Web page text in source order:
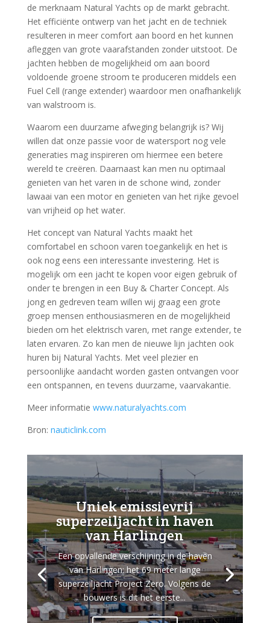
de merknaam Natural Yachts op de markt gebracht.
Het efficiënte ontwerp van het jacht en de techniek
resulteren in meer comfort aan boord en het kunnen
afleggen van grote vaarafstanden zonder uitstoot. De
jachten hebben de mogelijkheid om aan boord
voldoende groene stroom te produceren middels een
Fuel Cell (range extender) waardoor men onafhankelijk
van walstroom is.
Waarom een duurzame afweging belangrijk is? Wij
willen dat onze passie voor de watersport nog vele
generaties mag inspireren om hiermee een betere
wereld te creëren. Daarnaast kan men nu optimaal
genieten van het varen in de schone wind, zonder
lawaai van een motor en genieten van het rijke gevoel
van vrijheid op het water.
Het concept van Natural Yachts maakt het
comfortabel en schoon varen toegankelijk en het is
ook nog eens een interessante investering. Het is
mogelijk om een jacht te kopen voor eigen gebruik of
onder te brengen in een Buy & Charter Concept. Als
jong en gedreven team willen wij graag een grote
groep mensen enthousiasmeren en de mogelijkheid
bieden om het elektrisch varen, met range extender, te
laten ervaren. Zo kan men de nieuwe lijn jachten ook
huren bij Natural Yachts. Met veel plezier en
persoonlijke aandacht worden gasten ontvangen voor
een ontspannen, en tevens duurzame, vaarvakantie.
Meer informatie www.naturalyachts.com
Bron: nauticlink.com
Uniek emissievrij
superzeiljacht in haven
van Harlingen
Een opvallende verschijning in de haven
van Harlingen: het 69 meter lange
superzeiljacht Project Zero. Volgens de
bouwers is dit het eerste...